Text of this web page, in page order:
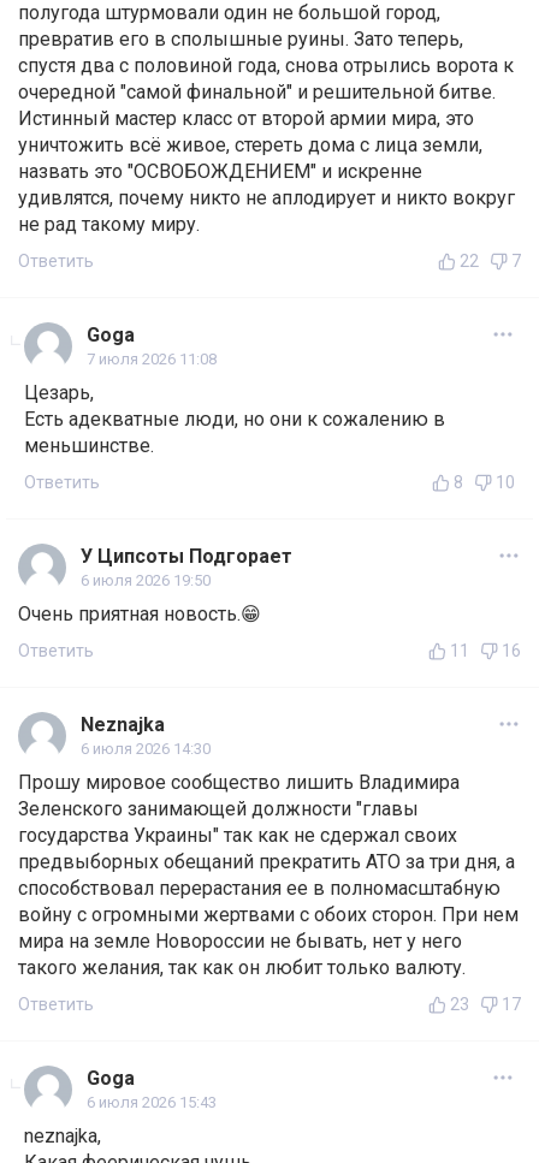
полугода штурмовали один не большой город,
превратив его в сполышные руины. Зато теперь,
спустя два с половиной года, снова отрылись ворота к
очередной "самой финальной" и решительной битве.
Истинный мастер класс от второй армии мира, это
уничтожить всё живое, стереть дома с лица земли,
назвать это "ОСВОБОЖДЕНИЕМ" и искренне
удивлятся, почему никто не аплодирует и никто вокруг
не рад такому миру.
Ответить 22 7
Goga
7 июля 2026 11:08
Цезарь,
Есть адекватные люди, но они к сожалению в
меньшинстве.
Ответить 8 10
У Ципсоты Подгорает
6 июля 2026 19:50
Очень приятная новость.😁
Ответить 11 16
Neznajka
6 июля 2026 14:30
Прошу мировое сообщество лишить Владимира
Зеленского занимающей должности "главы
государства Украины" так как не сдержал своих
предвыборных обещаний прекратить АТО за три дня, а
способствовал перерастания ее в полномасштабную
войну с огромными жертвами с обоих сторон. При нем
мира на земле Новороссии не бывать, нет у него
такого желания, так как он любит только валюту.
Ответить 23 17
Goga
6 июля 2026 15:43
neznajka,